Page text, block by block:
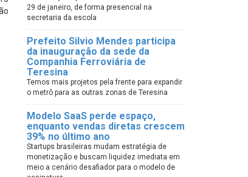
29 de janeiro, de forma presencial na
secretaria da escola
Prefeito Silvio Mendes participa
da inauguração da sede da
Companhia Ferroviária de
Teresina
Temos mais projetos pela frente para expandir
o metrô para as outras zonas de Teresina
Modelo SaaS perde espaço,
enquanto vendas diretas crescem
39% no último ano
Startups brasileiras mudam estratégia de
monetização e buscam liquidez imediata em
meio a cenário desafiador para o modelo de